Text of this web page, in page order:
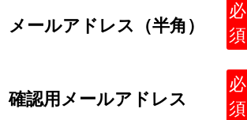
メールアドレス（半角）
必
須
確認用メールアドレス
必
須